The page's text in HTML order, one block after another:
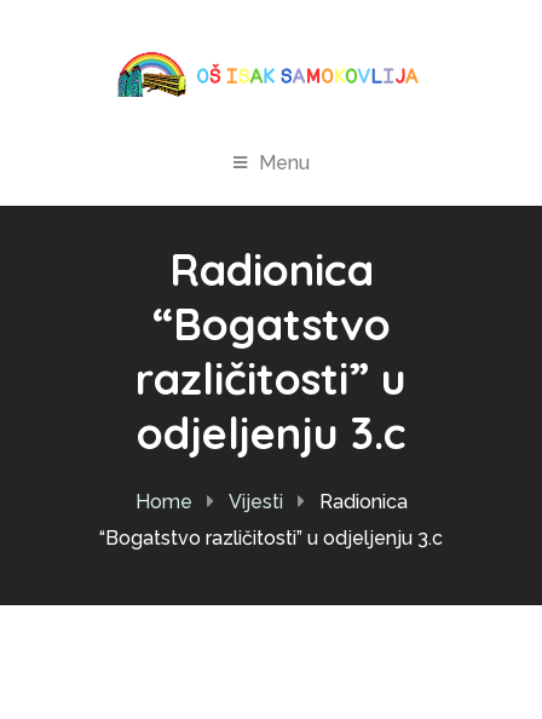
Menu
Radionica
“Bogatstvo
različitosti” u
odjeljenju 3.c
Home Vijesti
Radionica
“Bogatstvo različitosti” u odjeljenju 3.c